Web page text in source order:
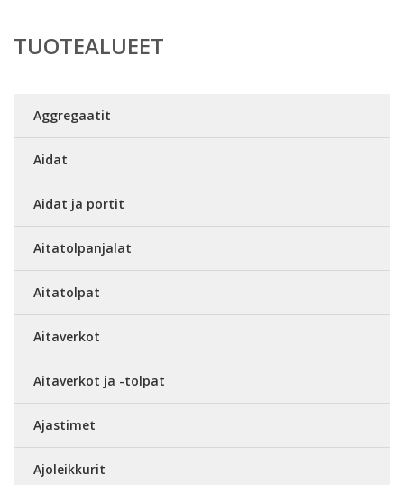
TUOTEALUEET
Aggregaatit
Aidat
Aidat ja portit
Aitatolpanjalat
Aitatolpat
Aitaverkot
Aitaverkot ja -tolpat
Ajastimet
Ajoleikkurit